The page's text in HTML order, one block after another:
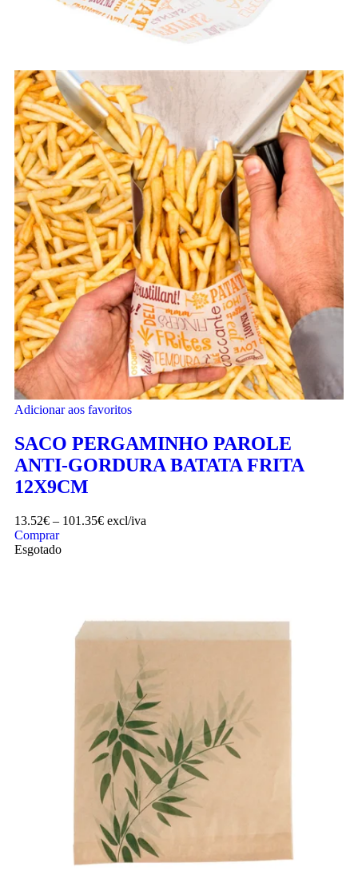
Adicionar aos favoritos
SACO PERGAMINHO PAROLE
ANTI-GORDURA BATATA FRITA
12X9CM
13.52€ – 101.35€ excl/iva
Comprar
Esgotado